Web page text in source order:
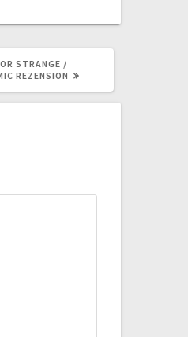
STRANGE /
REZENSION